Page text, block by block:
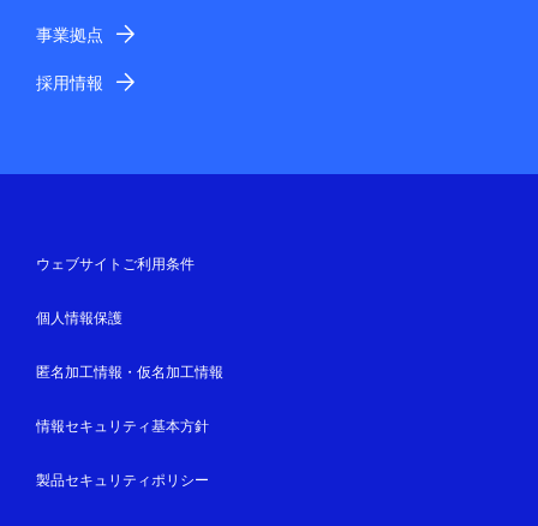
事業拠点
採用情報
ウェブサイトご利用条件
個人情報保護
匿名加工情報・仮名加工情報
情報セキュリティ基本方針
製品セキュリティポリシー